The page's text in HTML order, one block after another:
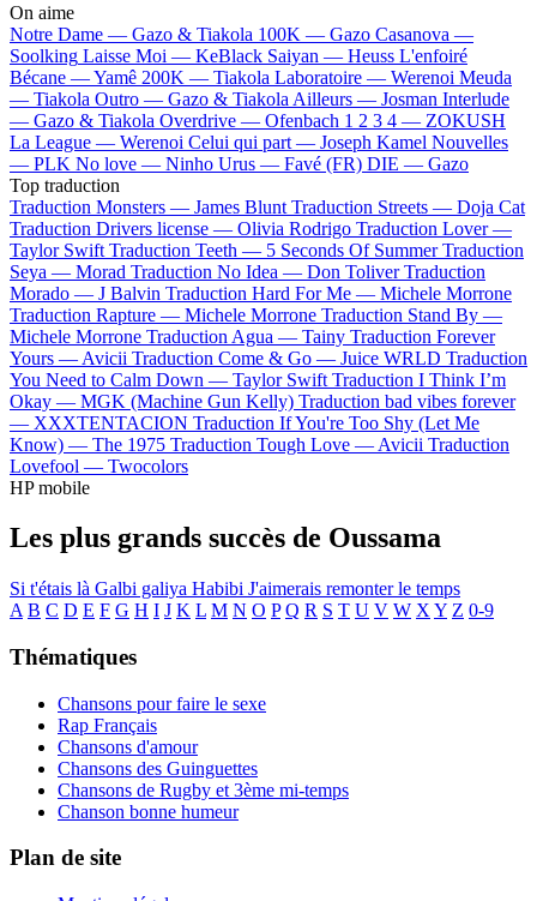
On aime
Notre Dame — Gazo & Tiakola 100K — Gazo Casanova —
Soolking Laisse Moi — KeBlack Saiyan — Heuss L'enfoiré
Bécane —Yamê 200K — Tiakola Laboratoire — Werenoi Meuda
— Tiakola Outro — Gazo & Tiakola Ailleurs — Josman Interlude
— Gazo & Tiakola Overdrive — Ofenbach 1 2 3 4 — ZOKUSH
La League — Werenoi Celui qui part — Joseph Kamel Nouvelles
— PLK No love — Ninho Urus — Favé (FR) DIE — Gazo
Top traduction
Traduction Monsters — James Blunt Traduction Streets — Doja Cat
Traduction Drivers license — Olivia Rodrigo Traduction Lover —
Taylor Swift Traduction Teeth — 5 Seconds Of Summer Traduction
Seya — Morad Traduction No Idea — Don Toliver Traduction
Morado — J Balvin Traduction Hard For Me — Michele Morrone
Traduction Rapture — Michele Morrone Traduction Stand By —
Michele Morrone Traduction Agua — Tainy Traduction Forever
Yours — Avicii Traduction Come & Go — Juice WRLD Traduction
You Need to Calm Down — Taylor Swift Traduction I Think I’m
Okay — MGK (Machine Gun Kelly) Traduction bad vibes forever
— XXXTENTACION Traduction If You're Too Shy (Let Me
Know) — The 1975 Traduction Tough Love — Avicii Traduction
Lovefool — Twocolors
HP mobile
Les plus grands succès de Oussama
Si t'étais là Galbi galiya Habibi J'aimerais remonter le temps
A B C D E F G H I J K L M N O P Q R S T U V W X Y Z 0-9
Thématiques
Chansons pour faire le sexe
Rap Français
Chansons d'amour
Chansons des Guinguettes
Chansons de Rugby et 3ème mi-temps
Chanson bonne humeur
Plan de site